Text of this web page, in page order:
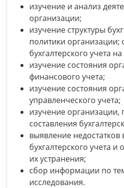
изучение и анализ
организации;
изучение структуры
политики
бухгалтерского учета
изучение состояния
финансового учета;
изучение состояния
управленческого учета;
изучение организации,
составления
выявление недостатков
бухгалтерского учета и
их устранения;
сбор информации по
исследования.